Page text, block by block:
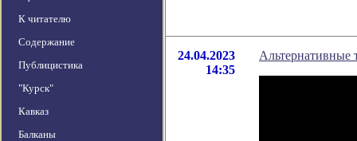
К читателю
Содержание
Публицистика
"Курск"
Кавказ
Балканы
24.04.2023
14:35
Альтернативные